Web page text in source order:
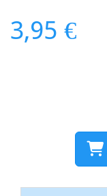
3,95 €